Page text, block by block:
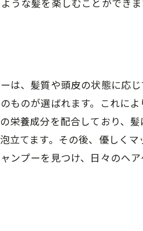
うな髪を楽しむことができま
は、髪質や頭皮の状態に応
ものが選ばれます。これに
養成分を配合しており、髪
立てます。その後、優しく
ンプーを見つけ、日々のヘ